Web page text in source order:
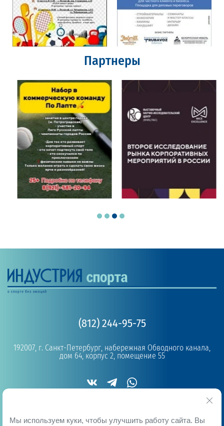
Партнеры
(812) 244-95-75
192007, г. Санкт-Петербург, набережная Обводного канала,
дом 64, корпус 2, помещение 55
Мы используем куки, чтобы улучшить работу сайта. Вы